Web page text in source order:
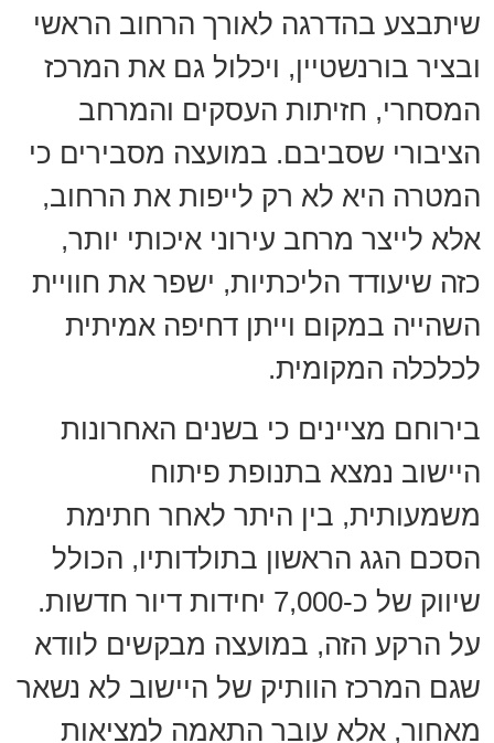
שיתבצע בהדרגה לאורך הרחוב הראשי
ובציר בורנשטיין, ויכלול גם את המרכז
המסחרי, חזיתות העסקים והמרחב
הציבורי שסביבם. במועצה מסבירים כי
המטרה היא לא רק לייפות את הרחוב,
אלא לייצר מרחב עירוני איכותי יותר,
כזה שיעודד הליכתיות, ישפר את חוויית
השהייה במקום וייתן דחיפה אמיתית
לכלכלה המקומית.
בירוחם מציינים כי בשנים האחרונות
היישוב נמצא בתנופת פיתוח
משמעותית, בין היתר לאחר חתימת
הסכם הגג הראשון בתולדותיו, הכולל
שיווק של כ-7,000 יחידות דיור חדשות.
על הרקע הזה, במועצה מבקשים לוודא
שגם המרכז הוותיק של היישוב לא נשאר
מאחור, אלא עובר התאמה למציאות